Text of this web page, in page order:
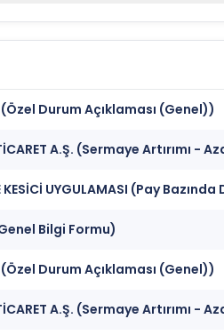
(Özel Durum Açıklaması (Genel))
Bilgi Formu)
(Özel Durum Açıklaması (Genel))